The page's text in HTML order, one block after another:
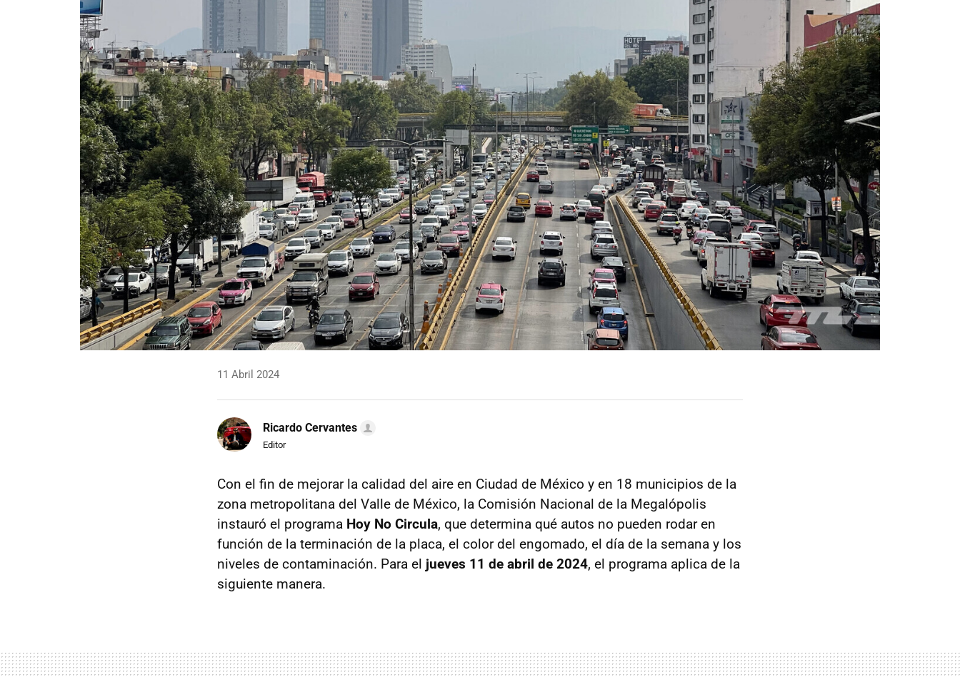
11 Abril 2024
Ricardo Cervantes
Editor
Con el fin de mejorar la calidad del aire en Ciudad de México y en 18 municipios de la
zona metropolitana del Valle de México, la Comisión Nacional de la Megalópolis
instauró el programa Hoy No Circula, que determina qué autos no pueden rodar en
función de la terminación de la placa, el color del engomado, el día de la semana y los
niveles de contaminación. Para el jueves 11 de abril de 2024, el programa aplica de la
siguiente manera.